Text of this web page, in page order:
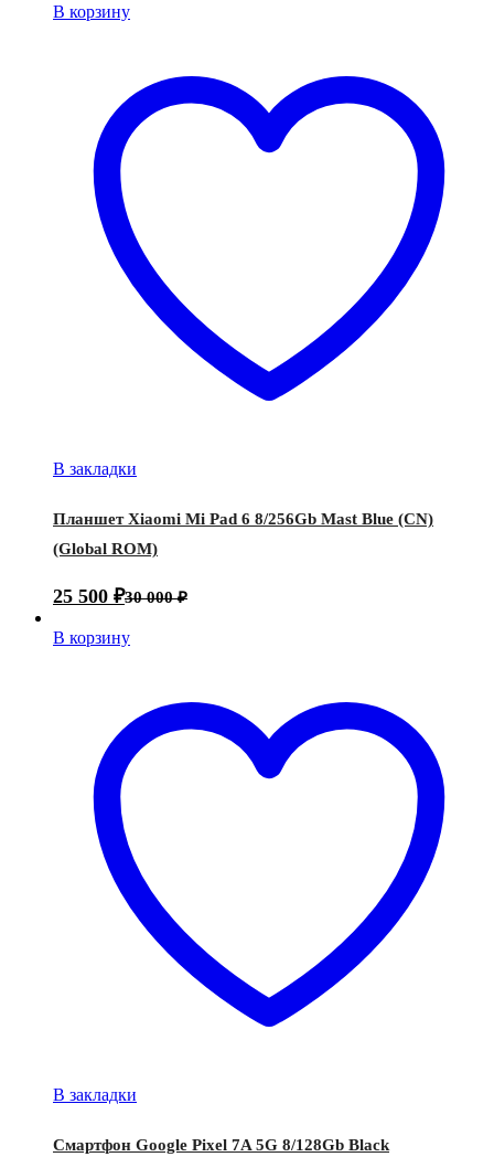
В корзину
В закладки
Планшет Xiaomi Mi Pad 6 8/256Gb Mast Blue (CN)
(Global ROM)
25 500 ₽30 000₽
В корзину
В закладки
Смартфон Google Pixel 7A 5G 8/128Gb Black